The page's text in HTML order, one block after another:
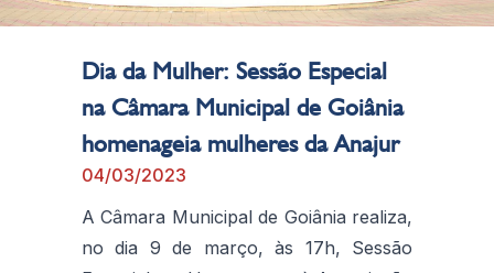
Dia da Mulher: Sessão Especial
na Câmara Municipal de Goiânia
homenageia mulheres da Anajur
04/03/2023
A Câmara Municipal de Goiânia realiza,
no dia 9 de março, às 17h, Sessão